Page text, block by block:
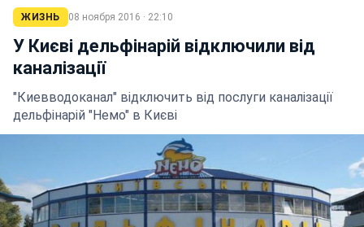
ЖИЗНЬ 08 ноября 2016 · 22:10
У Києві дельфінарій відключили від
каналізації
"Киевводоканал" відключить від послуги каналізації
дельфінарій "Немо" в Києві